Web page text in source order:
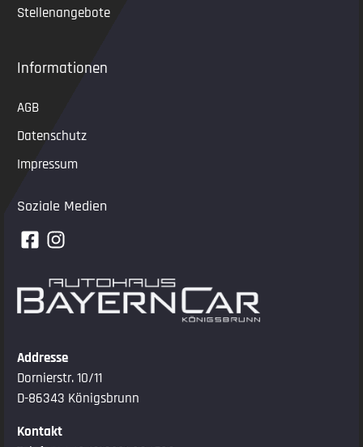
Addresse
Dornierstr. 10/11
D-86343 Königsbrunn
Kontakt
Stellenangebote
Informationen
AGB
Datenschutz
Impressum
Soziale Medien